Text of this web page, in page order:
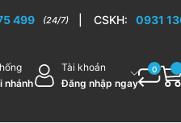
499 (24/7) CSKH: 0931
nhánh
Tài khoản
Đăng nhập ngay
0